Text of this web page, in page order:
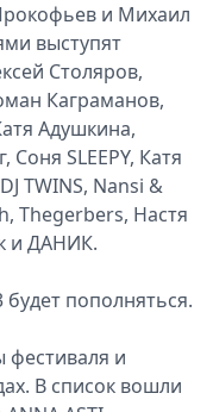
и Михаил
выступят
Столяров,
Каграманов,
Адушкина,
SLEEPY, Катя
TWINS, Nansi &
Thegerbers, Настя
и ДАНИК.
будет пополняться.
фестиваля и
В список вошли